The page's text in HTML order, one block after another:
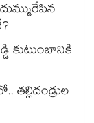
కుటుంబానికి